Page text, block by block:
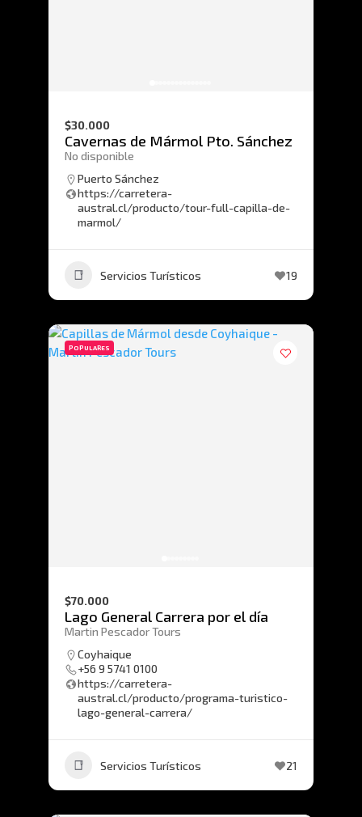
$30.000
Cavernas de Mármol Pto. Sánchez
No disponible
Puerto Sánchez
https://carretera-
austral.cl/producto/tour-full-capilla-de-
marmol/
Servicios Turísticos 19
POPULARES
$70.000
Lago General Carrera por el día
Martin Pescador Tours
Coyhaique
+56 9 5741 0100
https://carretera-
austral.cl/producto/programa-turistico-
lago-general-carrera/
Servicios Turísticos 21